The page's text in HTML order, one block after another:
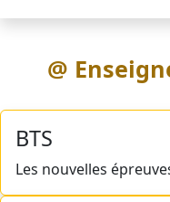
@
BTS
Les nouvelles